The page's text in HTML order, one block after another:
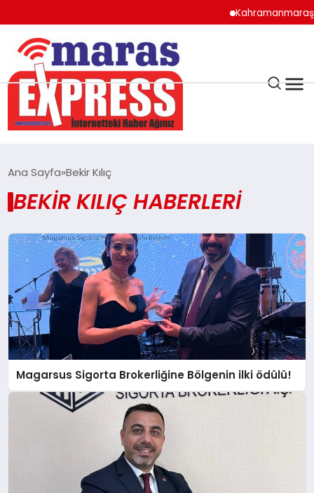
Kahramanmaraş’ta
K.MARAŞ
ÇAĞLAYANCERİT
BİZE ULAŞIN
GÖKSUN
TÜRKOĞLU
Ana Sayfa Bekir Kılıç
BEKIR KILIÇ HABERLERI
Magarsus Sigorta Brokerliğine Bölgenin ilki ödülü!